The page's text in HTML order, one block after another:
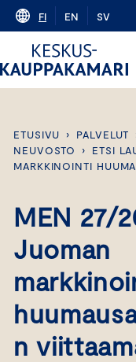
Skip
content
FI EN SV
ETUSIVU › PALVELUT
NEUVOSTO
› ETSI
MARKKINOINTI
MEN 27/
Juoman
n